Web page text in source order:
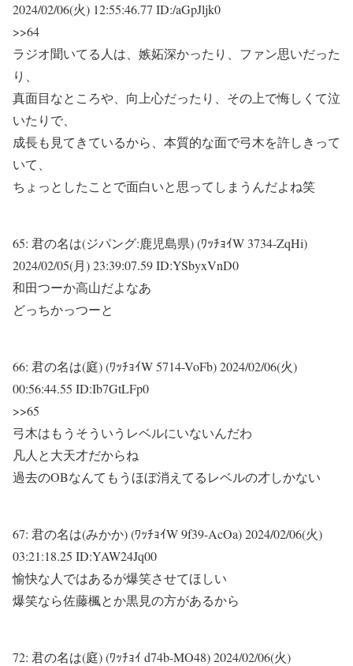
2024/02/06(火) 12:55:46.77 ID:/aGpJljk0
>>64
ラジオ聞いてる人は、嫉妬深かったり、ファン思いだった
り、
真面目なところや、向上心だったり、その上で悔しくて泣
いたりで、
成長も見てきているから、本質的な面で弓木を許しきって
いて、
ちょっとしたことで面白いと思ってしまうんだよね笑
65: 君の名は(ジパング:鹿児島県) (ﾜｯﾁｮｲW 3734-ZqHi)
2024/02/05(月) 23:39:07.59 ID:YSbyxVnD0
和田つーか高山だよなあ
どっちかっつーと
66: 君の名は(庭) (ﾜｯﾁｮｲW 5714-VoFb)2024/02/06(火)
00:56:44.55 ID:Ib7GtLFp0
>>65
弓木はもうそういうレベルにいないんだわ
凡人と大天才だからね
過去のOBなんてもうほぼ消えてるレベルの才しかない
67: 君の名は(みかか) (ﾜｯﾁｮｲW 9f39-AcOa)2024/02/06(火)
03:21:18.25 ID:YAW24Jq00
愉快な人ではあるが爆笑させてほしい
爆笑なら佐藤楓とか黒見の方があるから
72: 君の名は(庭) (ﾜｯﾁｮｲ d74b-MO48)2024/02/06(火)